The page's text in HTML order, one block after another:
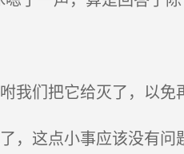
我们把它给灭了，以免
，这点小事应该没有问